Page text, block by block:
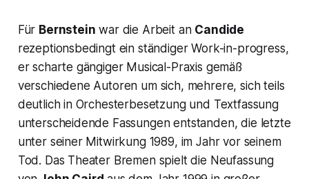
Für Bernstein war die Arbeit an Candide
rezeptionsbedingt ein ständiger Work-in-progress,
er scharte gängiger Musical-Praxis gemäß
verschiedene Autoren um sich, mehrere, sich teils
deutlich in Orchesterbesetzung und Textfassung
unterscheidende Fassungen entstanden, die letzte
unter seiner Mitwirkung 1989, im Jahr vor seinem
Tod. Das Theater Bremen spielt die Neufassung